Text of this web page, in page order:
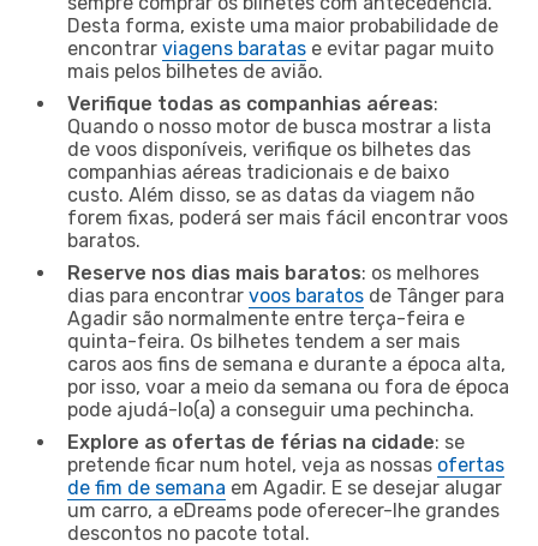
Desta forma, existe uma maior probabilidade de
encontrar viagens baratas e evitar pagar muito
mais pelos bilhetes de avião.
Verifique todas as companhias aéreas:
Quando o nosso motor de busca mostrar a lista
de voos disponíveis, verifique os bilhetes das
companhias aéreas tradicionais e de baixo
custo. Além disso, se as datas da viagem não
forem fixas, poderá ser mais fácil encontrar voos
baratos.
Reserve nos dias mais baratos: os melhores
dias para encontrar voos baratos de Tânger para
Agadir são normalmente entre terça-feira e
quinta-feira. Os bilhetes tendem a ser mais
caros aos fins de semana e durante a época alta,
por isso, voar a meio da semana ou fora de época
pode ajudá-lo(a) a conseguir uma pechincha.
Explore as ofertas de férias na cidade: se
pretende ficar num hotel, veja as nossas ofertas
de fim de semana em Agadir. E se desejar alugar
um carro, a eDreams pode oferecer-lhe grandes
descontos no pacote total.